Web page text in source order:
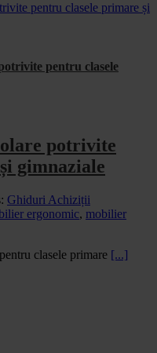
pentru clasele primare și
pentru clasele
potrivite
gimnaziale
Ghiduri Achiziții
ergonomic, mobilier
clasele primare [...]